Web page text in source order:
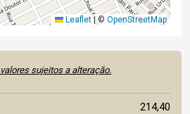
Leaflet |© OpenStreetMap
valores sujeitos a alteração.
214,40